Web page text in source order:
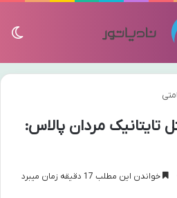
تایتانیک مردان پالاس:
خواندن این مطلب 17 دقیقه زمان میبرد